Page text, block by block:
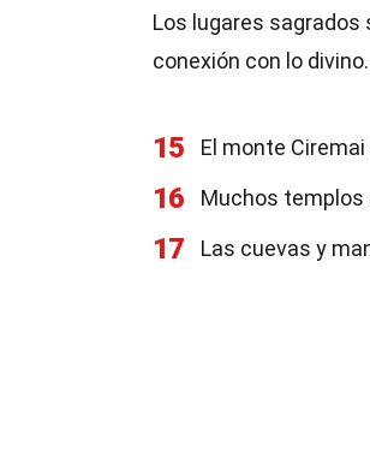
Los lugares sagrados
conexión con lo divino.
15 El monte
16 Muchos templos
17 Las cuevas y